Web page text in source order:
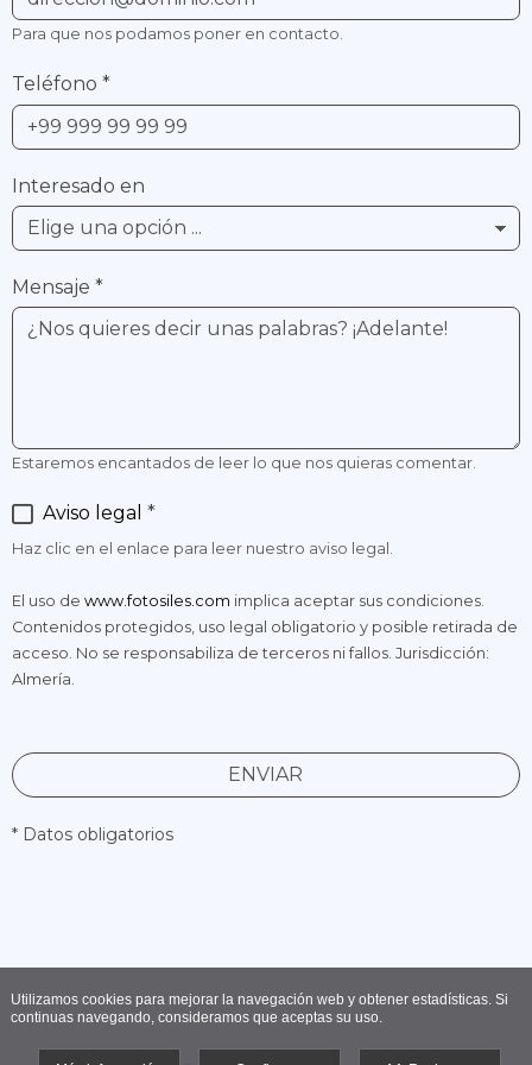
Para que nos podamos poner en contacto.
Teléfono *
Interesado en
Mensaje *
Estaremos encantados de leer lo que nos quieras comentar.
Aviso legal *
Haz clic en el enlace para leer nuestro aviso legal.
El uso de www.fotosiles.com implica aceptar sus condiciones.
Contenidos protegidos, uso legal obligatorio y posible retirada de
acceso. No se responsabiliza de terceros ni fallos. Jurisdicción:
Almería.
ENVIAR
* Datos obligatorios
Utilizamos cookies para mejorar la navegación web y obtener estadísticas. Si
continuas navegando, consideramos que aceptas su uso.